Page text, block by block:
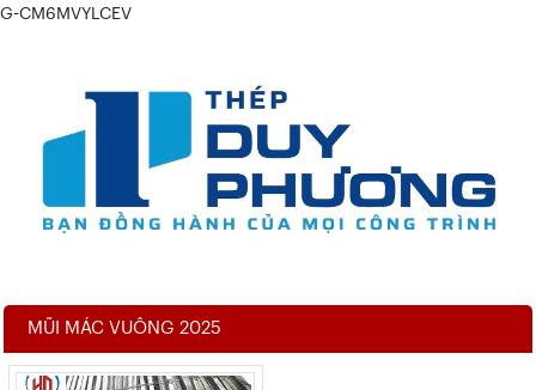
G-CM6MVYLCEV
MŨI MÁC VUÔNG 2025